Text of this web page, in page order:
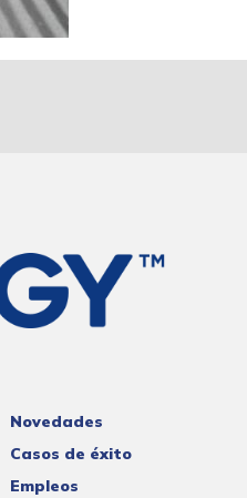
Novedades
Casos de éxito
Empleos